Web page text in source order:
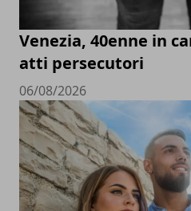
Venezia, 40enne in
atti persecutori
06/08/2026